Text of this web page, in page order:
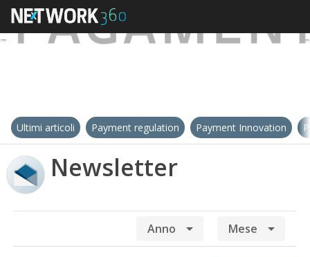
Ultimi articoli Payment regulation Payment Innovation
Newsletter
Anno Mese